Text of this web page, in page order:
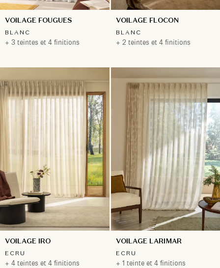
VOILAGE FOUGUES
BLANC
+ 3 teintes et 4 finitions
VOILAGE FLOCON
BLANC
+ 2 teintes et 4 finitions
VOILAGE IRO
ECRU
+ 4 teintes et 4 finitions
VOILAGE LARIMAR
ECRU
+ 1 teinte et 4 finitions